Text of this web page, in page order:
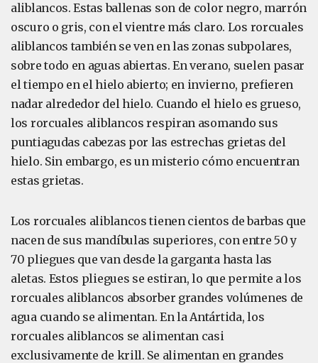
aliblancos. Estas ballenas son de color negro, marrón
oscuro o gris, con el vientre más claro. Los rorcuales
aliblancos también se ven en las zonas subpolares,
sobre todo en aguas abiertas. En verano, suelen pasar
el tiempo en el hielo abierto; en invierno, prefieren
nadar alrededor del hielo. Cuando el hielo es grueso,
los rorcuales aliblancos respiran asomando sus
puntiagudas cabezas por las estrechas grietas del
hielo. Sin embargo, es un misterio cómo encuentran
estas grietas.
Los rorcuales aliblancos tienen cientos de barbas que
nacen de sus mandíbulas superiores, con entre 50 y
70 pliegues que van desde la garganta hasta las
aletas. Estos pliegues se estiran, lo que permite a los
rorcuales aliblancos absorber grandes volúmenes de
agua cuando se alimentan. En la Antártida, los
rorcuales aliblancos se alimentan casi
exclusivamente de krill. Se alimentan en grandes